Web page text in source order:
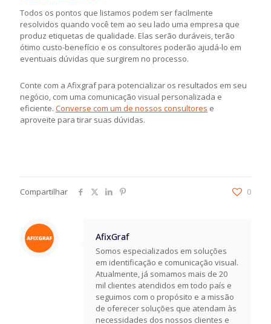
Todos os pontos que listamos podem ser facilmente
resolvidos quando você tem ao seu lado uma empresa que
produz etiquetas de qualidade. Elas serão duráveis, terão
ótimo custo-benefício e os consultores poderão ajudá-lo em
eventuais dúvidas que surgirem no processo.
Conte com a Afixgraf para potencializar os resultados em seu
negócio, com uma comunicação visual personalizada e
eficiente. Converse com um de nossos consultores e
aproveite para tirar suas dúvidas.
Compartilhar 0
AfixGraf
Somos especializados em soluções
em identificação e comunicação visual.
Atualmente, já somamos mais de 20
mil clientes atendidos em todo país e
seguimos com o propósito e a missão
de oferecer soluções que atendam às
necessidades dos nossos clientes e